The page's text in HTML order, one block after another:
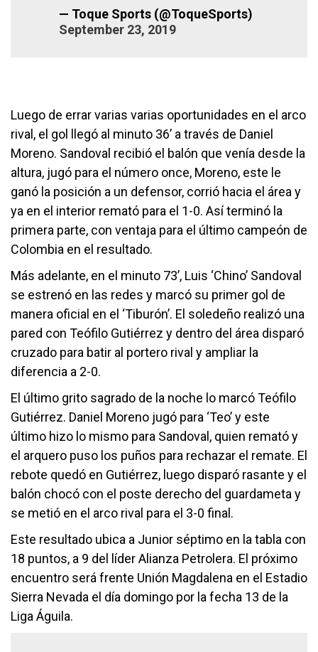
— Toque Sports (@ToqueSports)
September 23, 2019
Luego de errar varias varias oportunidades en el arco
rival, el gol llegó al minuto 36’ a través de Daniel
Moreno. Sandoval recibió el balón que venía desde la
altura, jugó para el número once, Moreno, este le
ganó la posición a un defensor, corrió hacia el área y
ya en el interior remató para el 1-0. Así terminó la
primera parte, con ventaja para el último campeón de
Colombia en el resultado.
Más adelante, en el minuto 73’, Luis ‘Chino’ Sandoval
se estrenó en las redes y marcó su primer gol de
manera oficial en el ‘Tiburón’. El soledeño realizó una
pared con Teófilo Gutiérrez y dentro del área disparó
cruzado para batir al portero rival y ampliar la
diferencia a 2-0.
El último grito sagrado de la noche lo marcó Teófilo
Gutiérrez. Daniel Moreno jugó para ‘Teo’ y este
último hizo lo mismo para Sandoval, quien remató y
el arquero puso los puños para rechazar el remate. El
rebote quedó en Gutiérrez, luego disparó rasante y el
balón chocó con el poste derecho del guardameta y
se metió en el arco rival para el 3-0 final.
Este resultado ubica a Junior séptimo en la tabla con
18 puntos, a 9 del líder Alianza Petrolera. El próximo
encuentro será frente Unión Magdalena en el Estadio
Sierra Nevada el día domingo por la fecha 13 de la
Liga Águila.